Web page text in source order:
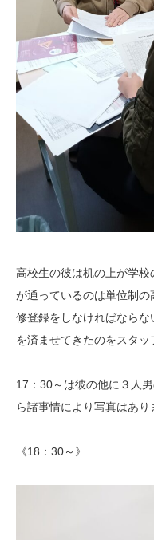
高校生の彼は机の上が学
が通っているのは単位制
修登録をしなければなら
を済ませてきたのをスタッ
17：30～は彼の他に３人
ら諸事情により写真はあり
《18：30～》